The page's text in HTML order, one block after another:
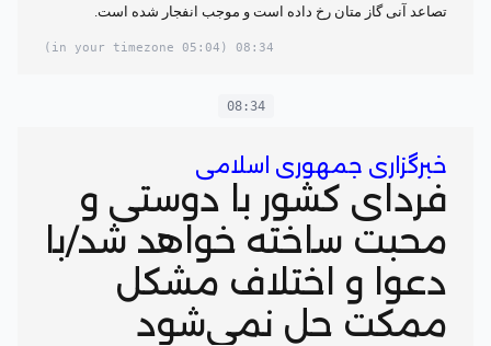
تصاعد آنی گاز متان رخ داده است و موجب انفجار شده‌ است.
08:34
(05:04 in your timezone)
08:34
خبرگزاری جمهوری اسلامی
فردای کشور با دوستی و
محبت ساخته خواهد شد/با
دعوا و اختلاف مشکل
ممکت حل نمی‌شود